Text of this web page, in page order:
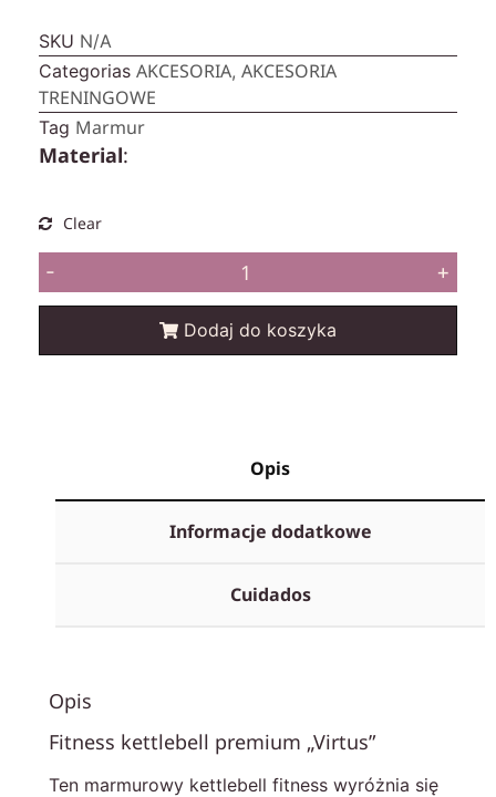
SKU N/A
Categorias AKCESORIA, AKCESORIA
TRENINGOWE
Tag Marmur
Material:
Clear
- +
Dodaj do koszyka
Opis
Informacje dodatkowe
Cuidados
Opis
Fitness kettlebell premium „Virtus”
Ten marmurowy kettlebell fitness wyróżnia się